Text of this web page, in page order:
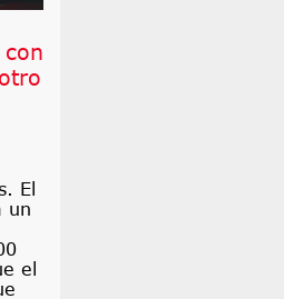
El
un
el